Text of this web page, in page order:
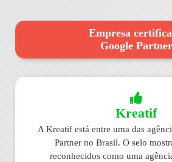
Empresa
Google Partner
Kreatif
A Kreatif está entre uma das
Partner no Brasil. O selo
reconhecidos como uma